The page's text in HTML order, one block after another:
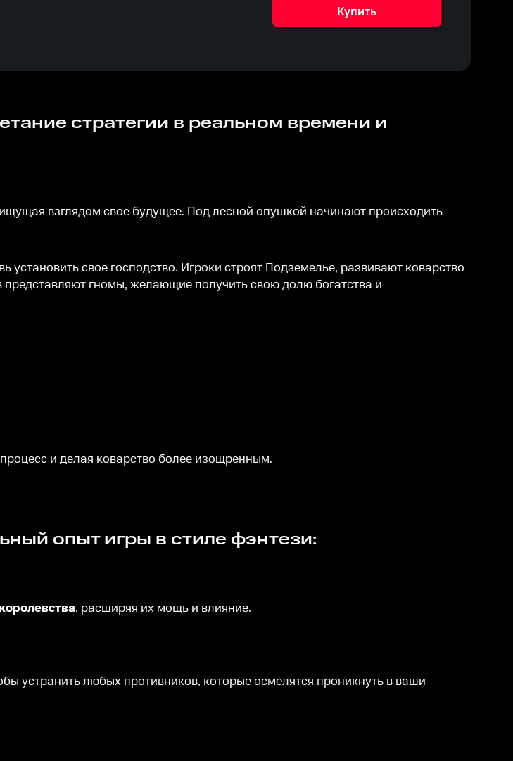
Купить
взглядом свое будущее. Под лесной опушкой начинают происходить
свое господство. Игроки строят Подземелье, развивают коварство
гномы, желающие получить свою долю богатства и
и делая коварство более изощренным.
опыт игры в стиле фэнтези:
, расширяя их мощь и влияние.
устранить любых противников, которые осмелятся проникнуть в ваши